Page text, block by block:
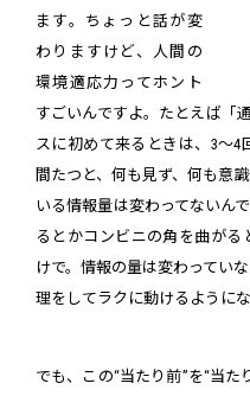
ます。ちょっと話が変
わりますけど、人間の
環境適応力ってホント
すごいんですよ。たとえば「
スに初めて来るときは、3～
間たつと、何も見ず、何も意
いる情報量は変わってないん
るとかコンビニの角を曲がる
けで。情報の量は変わってい
理をしてラクに動けるようにな
でも、この“当たり前”を“当